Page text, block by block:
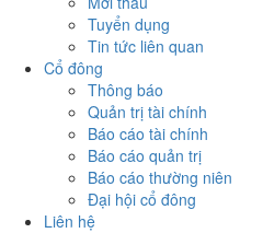
Tuyển dụng
Tin tức liên quan
Cổ đông
Thông báo
Quản trị tài chính
Báo cáo tài chính
Báo cáo quản trị
Báo cáo thường niên
Đại hội cổ đông
Liên hệ